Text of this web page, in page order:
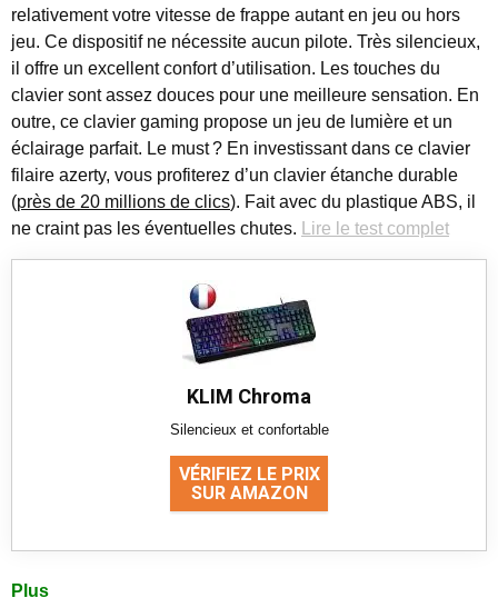
relativement votre vitesse de frappe autant en jeu ou hors
jeu. Ce dispositif ne nécessite aucun pilote. Très silencieux,
il offre un excellent confort d’utilisation. Les touches du
clavier sont assez douces pour une meilleure sensation. En
outre, ce clavier gaming propose un jeu de lumière et un
éclairage parfait. Le must ? En investissant dans ce clavier
filaire azerty, vous profiterez d’un clavier étanche durable
(près de 20 millions de clics). Fait avec du plastique ABS, il
ne craint pas les éventuelles chutes.
Lire le test complet
KLIM Chroma
Silencieux et confortable
VÉRIFIEZ LE PRIX
SUR AMAZON
Plus